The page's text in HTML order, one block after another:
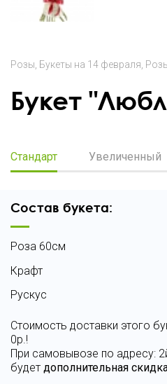
Розы Букеты на 14 февраля
Букет
Стандарт Увеличенный
Состав букета:
Роза 60см
Крафт
Рускус
Стоимость доставки этого
0р.!
При самовывозе по адресу:
будет дополнительная